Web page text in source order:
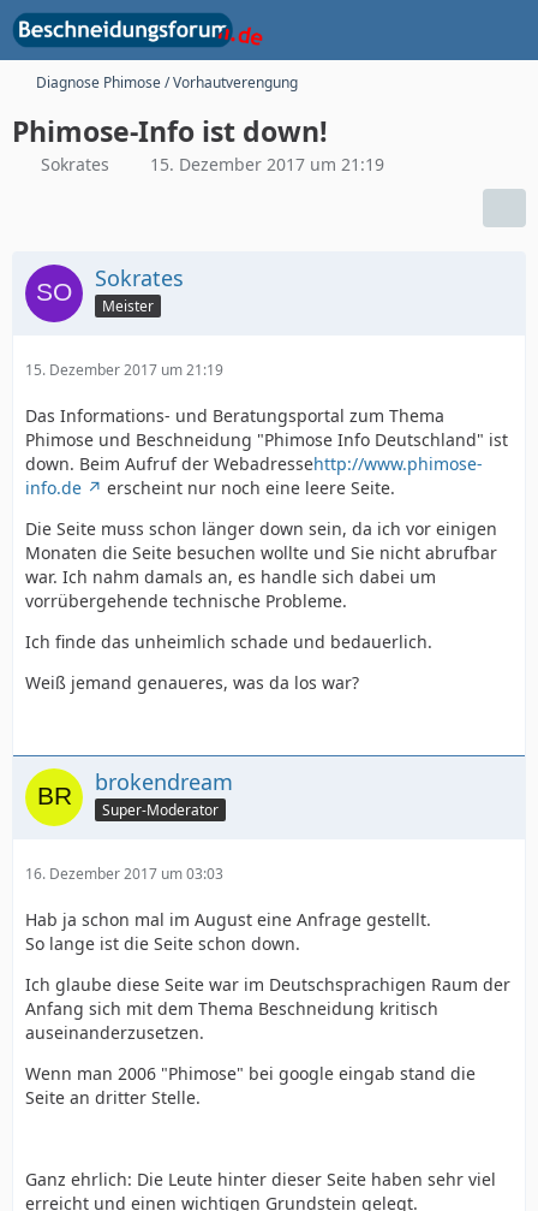
Diagnose Phimose / Vorhautverengung
Phimose-Info ist down!
Sokrates 15. Dezember 2017 um 21:19
Sokrates
Meister
15. Dezember 2017 um 21:19
Das Informations- und Beratungsportal zum Thema
Phimose und Beschneidung "Phimose Info Deutschland" ist
down. Beim Aufruf der Webadressehttp://www.phimose-
info.de
erscheint nur noch eine leere Seite.
Die Seite muss schon länger down sein, da ich vor einigen
Monaten die Seite besuchen wollte und Sie nicht abrufbar
war. Ich nahm damals an, es handle sich dabei um
vorrübergehende technische Probleme.
Ich finde das unheimlich schade und bedauerlich.
Weiß jemand genaueres, was da los war?
brokendream
Super-Moderator
16. Dezember 2017 um 03:03
Hab ja schon mal im August eine Anfrage gestellt.
So lange ist die Seite schon down.
Ich glaube diese Seite war im Deutschsprachigen Raum der
Anfang sich mit dem Thema Beschneidung kritisch
auseinanderzusetzen.
Wenn man 2006 "Phimose" bei google eingab stand die
Seite an dritter Stelle.
Ganz ehrlich: Die Leute hinter dieser Seite haben sehr viel
erreicht und einen wichtigen Grundstein gelegt.